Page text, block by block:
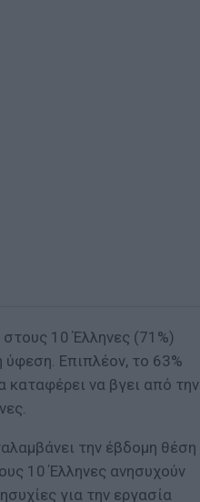
10 Έλληνες (71%)
ύφεση. Επιπλέον, το 63%
να βγει από την
την έβδομη θέση
10 Έλληνες ανησυχούν
για την εργασία